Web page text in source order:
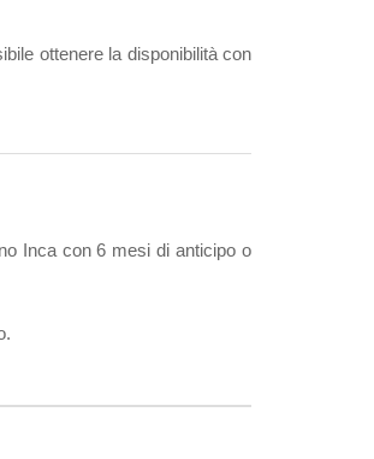
ottenere la disponibilità con
Inca con 6 mesi di anticipo o